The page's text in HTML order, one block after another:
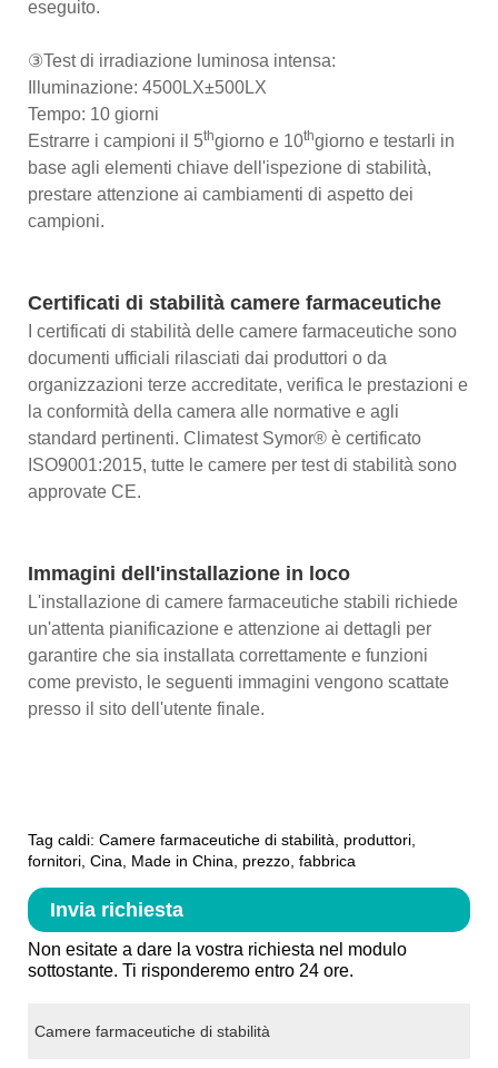
eseguito.
③Test di irradiazione luminosa intensa:
Illuminazione: 4500LX±500LX
Tempo: 10 giorni
Estrarre i campioni il 5thgiorno e 10thgiorno e testarli in
base agli elementi chiave dell'ispezione di stabilità,
prestare attenzione ai cambiamenti di aspetto dei
campioni.
Certificati di stabilità camere farmaceutiche
I certificati di stabilità delle camere farmaceutiche sono
documenti ufficiali rilasciati dai produttori o da
organizzazioni terze accreditate, verifica le prestazioni e
la conformità della camera alle normative e agli
standard pertinenti. Climatest Symor® è certificato
ISO9001:2015, tutte le camere per test di stabilità sono
approvate CE.
Immagini dell'installazione in loco
L'installazione di camere farmaceutiche stabili richiede
un'attenta pianificazione e attenzione ai dettagli per
garantire che sia installata correttamente e funzioni
come previsto, le seguenti immagini vengono scattate
presso il sito dell'utente finale.
Tag caldi: Camere farmaceutiche di stabilità, produttori,
fornitori, Cina, Made in China, prezzo, fabbrica
Invia richiesta
Non esitate a dare la vostra richiesta nel modulo
sottostante. Ti risponderemo entro 24 ore.